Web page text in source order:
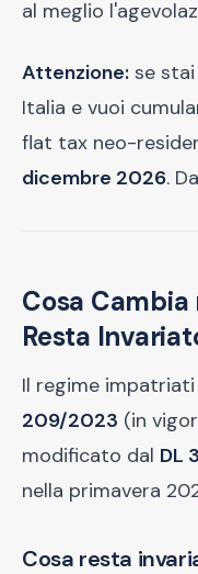
al meglio
Attenzione: se
Italia e vuoi
flat tax neo-
dicembre 2026.
Cosa
Resta
Il regime
209/2023 (in
modificato dal DL
nella primavera
Cosa resta